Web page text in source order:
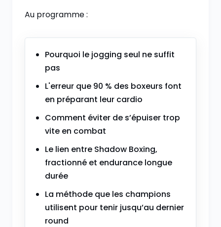
Au programme :
Pourquoi le jogging seul ne suffit
pas
L'erreur que 90 % des boxeurs font
en préparant leur cardio
Comment éviter de s’épuiser trop
vite en combat
Le lien entre Shadow Boxing,
fractionné et endurance longue
durée
La méthode que les champions
utilisent pour tenir jusqu’au dernier
round